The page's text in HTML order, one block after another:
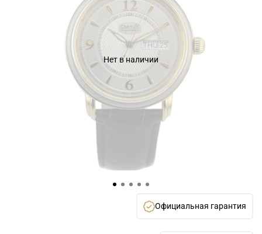
Нет в наличии
Официальная гарантия